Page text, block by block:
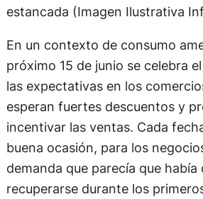
estancada (Imagen Ilustrativa
En un contexto de consumo
próximo 15 de junio se celebra el
las expectativas en los
esperan fuertes descuentos y
incentivar las ventas. Cada
buena ocasión, para los
demanda que parecía que había
recuperarse durante los